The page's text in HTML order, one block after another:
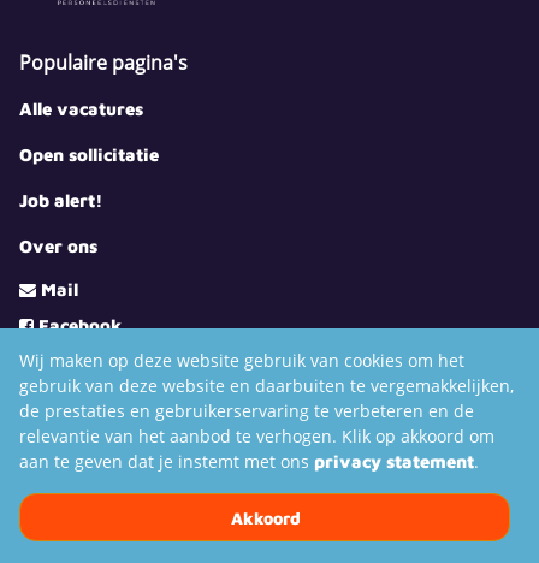
Populaire pagina's
Alle vacatures
Open sollicitatie
Job alert!
Over ons
Mail
Facebook
LinkedIn
Youtube
Instagram
TikTok
Wij maken op deze website gebruik van cookies om het
gebruik van deze website en daarbuiten te vergemakkelijken,
de prestaties en gebruikerservaring te verbeteren en de
relevantie van het aanbod te verhogen. Klik op akkoord om
aan te geven dat je instemt met ons privacy statement.
Akkoord